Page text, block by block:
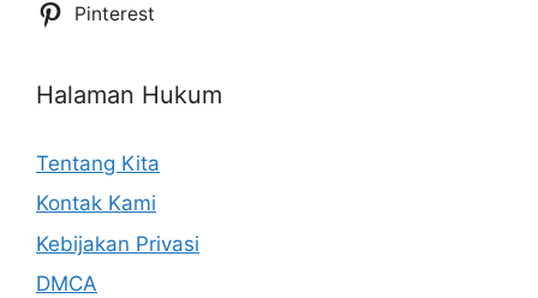
Pinterest
Halaman Hukum
Tentang Kita
Kontak Kami
Kebijakan Privasi
DMCA